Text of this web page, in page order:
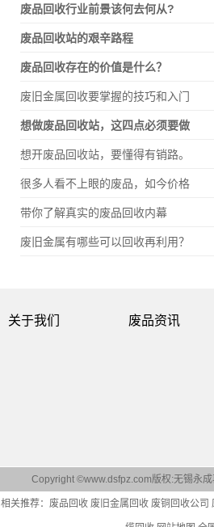
废品回收行业前景该何去何从?
废品回收站的艰辛路程
废品回收存在的价值是什么？
废旧金属回收要掌握的技巧和入门
想做废品回收站，这四点必须要做
想开废品回收站，要懂得有销路。
很多人看不上眼的废品，如今价格
带你了解真实的废品回收内幕
废旧金属有哪些可以回收再利用？
关于我们 废品资讯
Copyright ©www.dsfpz.com版权:无锡永成
相关推荐： 废品回收 废旧金属回收 废铜回收公司